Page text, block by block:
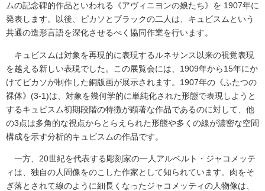
ムの記念碑的作品といわれる《アヴィニヨンの娘たち》を 1907年に
発表します。以後、ピカソとブラックの二人は、キュビスムという
共通の造形言語を深化させるべく協同作業を行います。
キュビスムは対象を再現的に表現するルネサンス以来の視覚表現
を越える新しい表現でした。この展覧会には、1909年から15年にか
けてピカソが制作した銅版画が展示されます。1907年の《ふたつの
裸体》(3-1)は、対象を幾何学的に単純化された形態で表現しようと
するキュビスム初期段階の特徴が顕著な作品であるのに対して、他
の3点は多角的な視点からとらえられた形態や多くの線が濃密な空間
構成を示す分析的キュビスムの作品です。
一方、20世紀を代表する彫刻家の一人アルベルト・ジャコメッテ
ィは、独自の人間像をのこした作家として知られています。肉をそ
ぎ落とされて線のように細長くなったジャコメッティの人物像は、